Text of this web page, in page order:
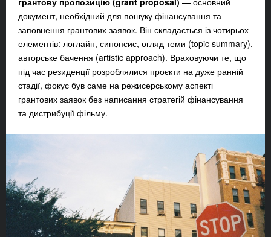
документ, необхідний для пошуку фінансування та
заповнення грантових заявок. Він складається із чотирьох
елементів: логлайн, синопсис, огляд теми (topic summary),
авторське бачення (artistic approach). Враховуючи те, що
під час резиденції розроблялися проєкти на дуже ранній
стадії, фокус був саме на режисерському аспекті
грантових заявок без написання стратегій фінансування
та дистрибуції фільму.